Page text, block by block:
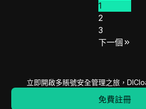
62.77.143.255
62.220.223.255
62.93.69.255
62.93.108.0
62.93.108.255
81.17.233.255
1
2
3
下一個
立即開啟多賬號安全管理之旅，
免費註冊